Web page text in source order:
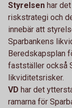
Styrelsen har
riskstrategi och
innebär att
Sparbankens
Beredskapsplan
fastställer också
likviditetsrisker.
VD har det
ramarna för